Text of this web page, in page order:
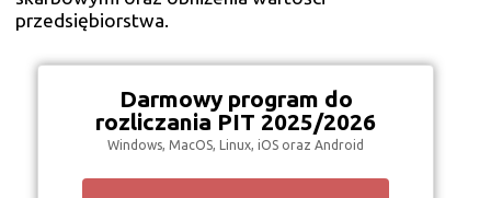
przedsiębiorstwa.
Darmowy program do
rozliczania PIT 2025/2026
Windows, MacOS, Linux, iOS oraz Android